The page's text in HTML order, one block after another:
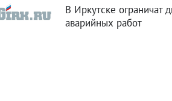
В Иркутске ограничат
аварийных работ